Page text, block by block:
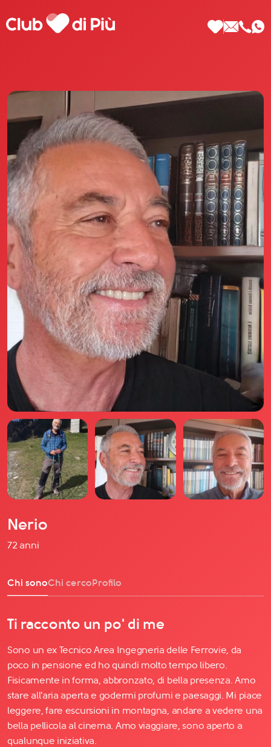
Scopri Club di Più
Le testimonianze Club di Più
La fondatrice Valeria Pilla
Annunci Donne
Agenzia matrimoniale Club di Più
Love Notebook
Il libro Donna di Cuori
Quanto costa Club di Più
Love Academy
Domande Frequenti
Impegno Sociale
Le nostre sedi
Facebook
YouTube
Instagram
TikTok
Nerio
72 anni
Chi sonoChi cercoProfilo
Ti racconto un po' di me
Sono un ex Tecnico Area Ingegneria delle Ferrovie, da
poco in pensione ed ho quindi molto tempo libero.
Fisicamente in forma, abbronzato, di bella presenza. Amo
stare all'aria aperta e godermi profumi e paesaggi. Mi piace
leggere, fare escursioni in montagna, andare a vedere una
bella pellicola al cinema. Amo viaggiare, sono aperto a
qualunque iniziativa.